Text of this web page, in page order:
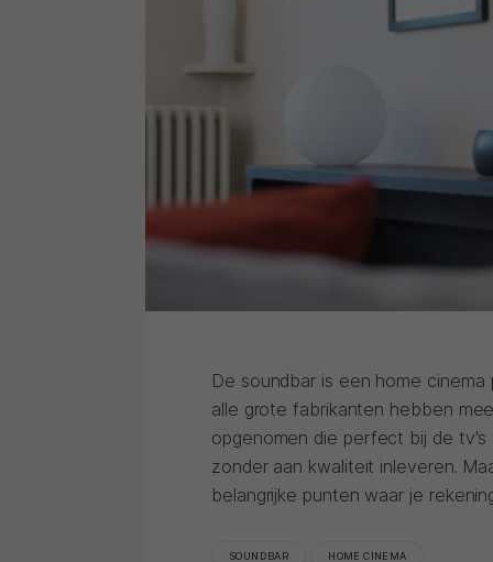
De soundbar is een home
alle grote fabrikanten hebben
opgenomen die perfect bij de
zonder aan kwaliteit inleveren.
belangrijke punten waar je
SOUNDBAR HOME CINEMA